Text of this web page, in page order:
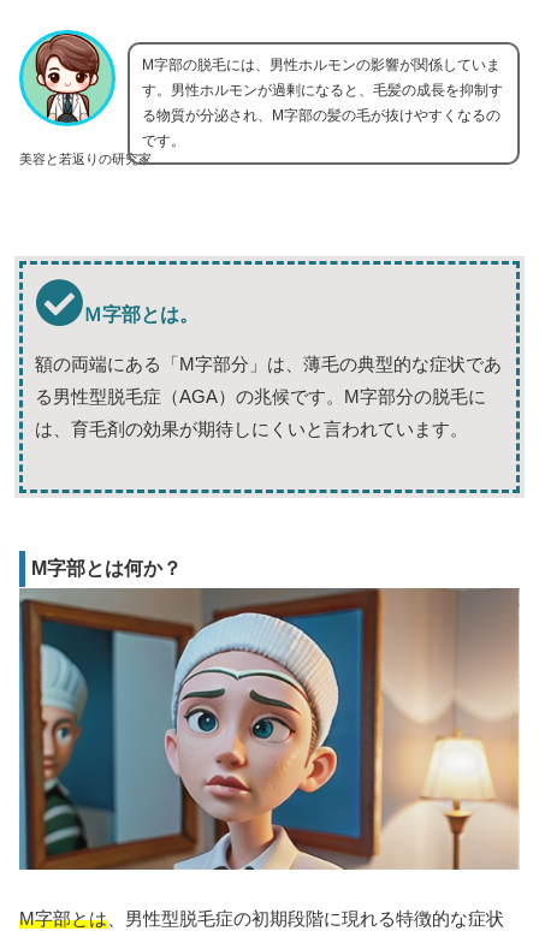
美容と若返りの研究家
M字部の脱毛には、男性ホルモンの影響が関係していま
す。男性ホルモンが過剰になると、毛髪の成長を抑制す
る物質が分泌され、M字部の髪の毛が抜けやすくなるの
です。
Ｍ字部とは。
額の両端にある「M字部分」は、薄毛の典型的な症状であ
る男性型脱毛症（AGA）の兆候です。M字部分の脱毛に
は、育毛剤の効果が期待しにくいと言われています。
M字部とは何か？
M字部とは 、男性型脱毛症の初期段階に現れる特徴的な症状